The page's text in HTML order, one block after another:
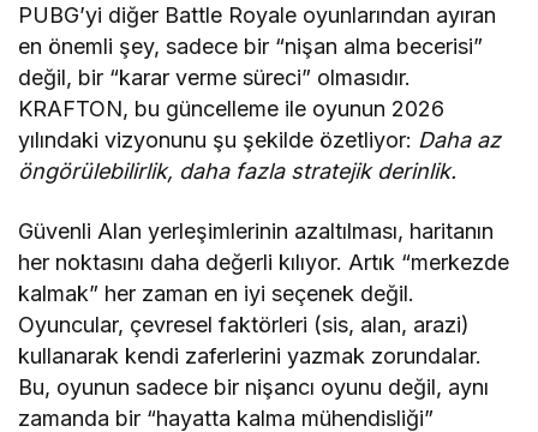
PUBG’yi diğer Battle Royale oyunlarından ayıran
en önemli şey, sadece bir “nişan alma becerisi”
değil, bir “karar verme süreci” olmasıdır.
KRAFTON, bu güncelleme ile oyunun 2026
yılındaki vizyonunu şu şekilde özetliyor: Daha az
öngörülebilirlik, daha fazla stratejik derinlik.
Güvenli Alan yerleşimlerinin azaltılması, haritanın
her noktasını daha değerli kılıyor. Artık “merkezde
kalmak” her zaman en iyi seçenek değil.
Oyuncular, çevresel faktörleri (sis, alan, arazi)
kullanarak kendi zaferlerini yazmak zorundalar.
Bu, oyunun sadece bir nişancı oyunu değil, aynı
zamanda bir “hayatta kalma mühendisliği”